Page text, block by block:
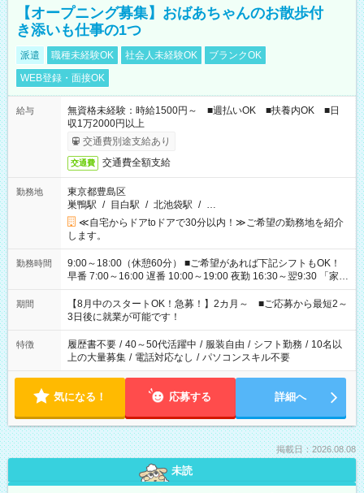
【オープニング募集】おばあちゃんのお散歩付
き添いも仕事の1つ
派遣 職種未経験OK 社会人未経験OK
ブランクOK
WEB登録・面接OK
給与
無資格未経験：時給1500円～ ■週払いOK ■扶養内OK ■日
収1万2000円以上
交通費別途支給あり
交通費 交通費全額支給
勤務地
東京都豊島区
巣鴨駅 / 目白駅 / 北池袋駅 / …
≪自宅からドアtoドアで30分以内！≫ご希望の勤務地を紹介
します。
勤務時間
9:00～18:00（休憩60分） ■ご希望があれば下記シフトもOK！
早番 7:00～16:00 遅番 10:00～19:00 夜勤 16:30～翌9:30 「家族
と休みを合わせたい」 「余裕を持って夕飯の準備がしたい」
「できれば残業はしたくない」 など、ご希望を教えてください
ね。 ※Wワーク希望の方へ 今ご覧のお仕事で希望する勤務時間
と、もう1つのお仕事の勤務時間。 合計で週40時間を超える場
合は応募できません。
期間
【8月中のスタートOK！急募！】2カ月～ ■ご応募から最短2～
3日後に就業が可能です！
特徴 履歴書不要 / 40～50代活躍中 / 服装自由 / シフト勤務 / 10名以
上の大量募集 / 電話対応なし / パソコンスキル不要
気になる！ 応募する 詳細へ
掲載日：2026.08.08
未読